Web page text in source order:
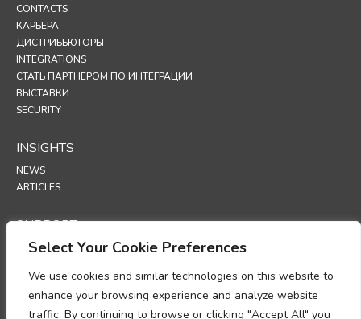
Select Your Cookie Preferences
We use cookies and similar technologies on this website to
enhance your browsing experience and analyze website
traffic. By continuing to browse or clicking "Accept All" you
CONTACTS
КАРЬЕРА
ДИСТРИБЬЮТОРЫ
INTEGRATIONS
СТАТЬ ПАРТНЕРОМ ПО ИНТЕГРАЦИИ
ВЫСТАВКИ
SECURITY
INSIGHTS
NEWS
ARTICLES
SUPPORT
TECHNICAL PORTAL
POLICIES
ПОЛИТИКА КОНФИДЕНЦИАЛЬНОСТИ